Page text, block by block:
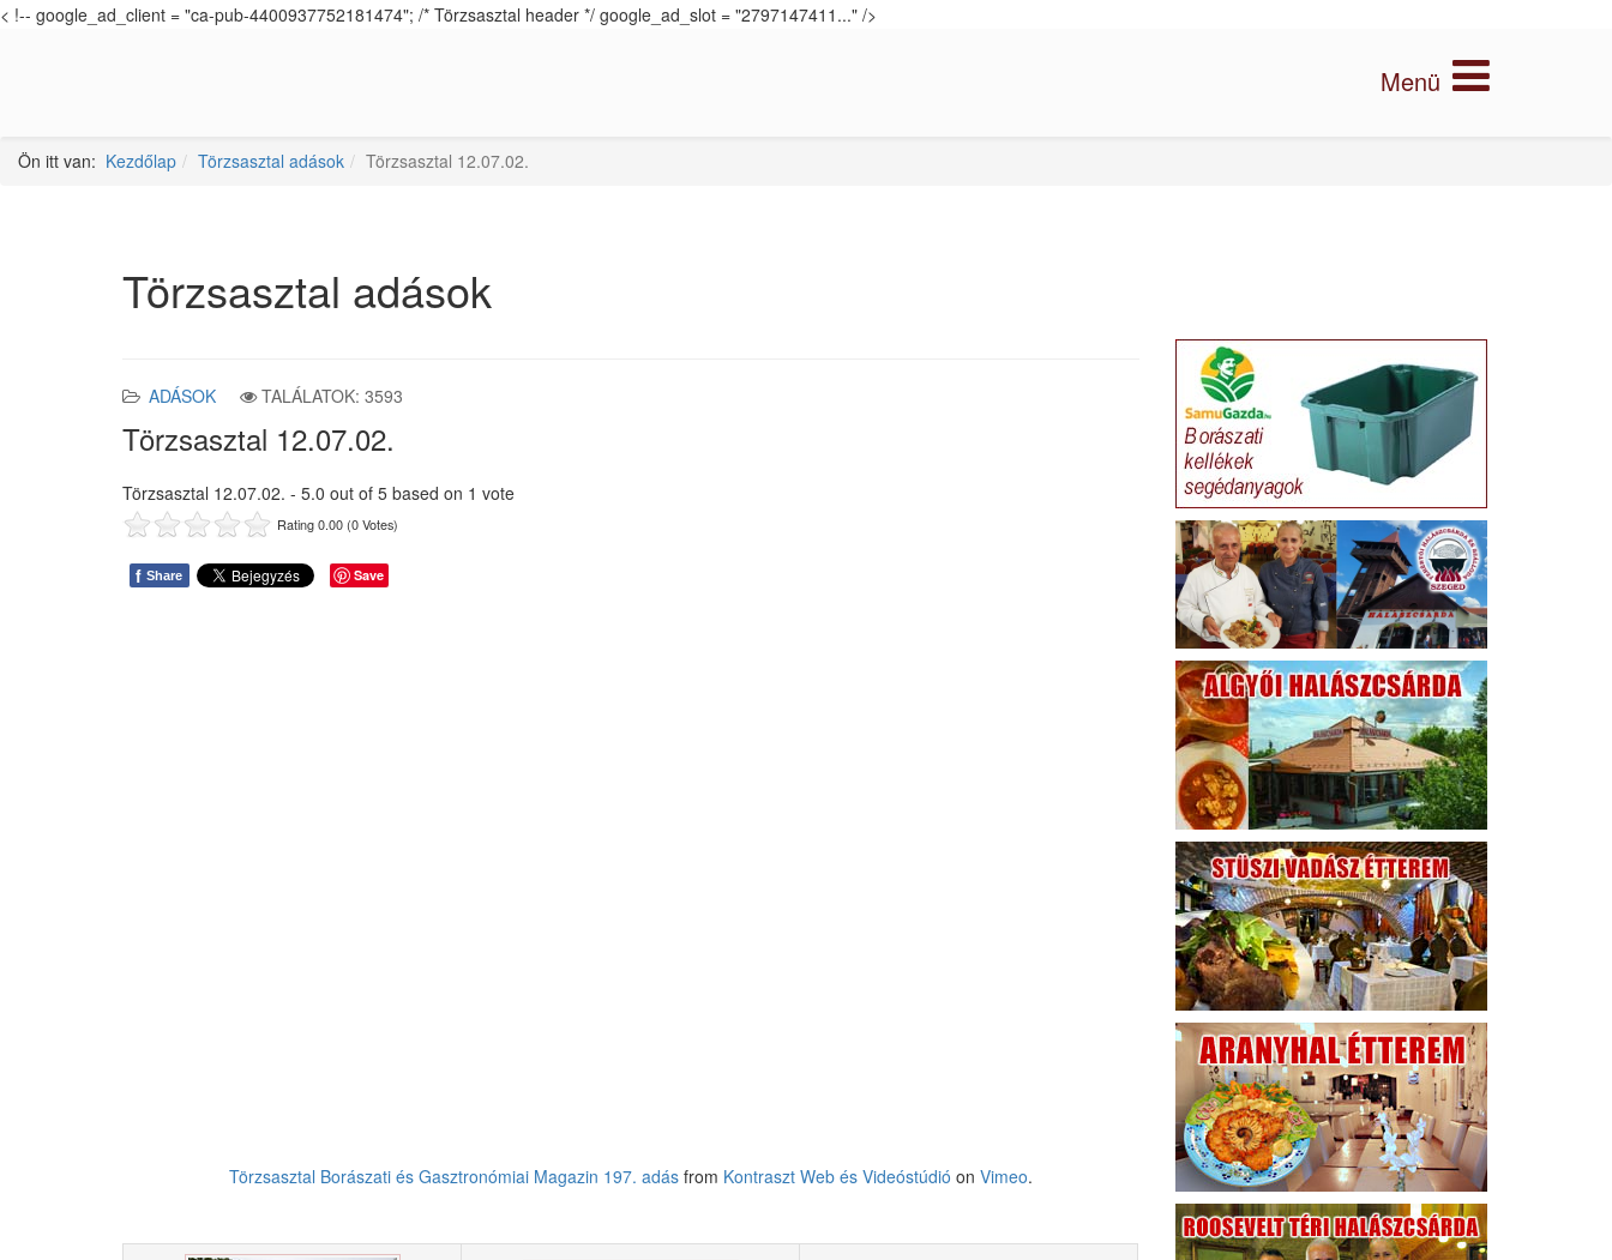
< !-- google_ad_client = "ca-pub-4400937752181474"; /* Törzsasztal header */ google_ad_slot = "2797147411..." />
Ön itt van: Kezdőlap Törzsasztal adások Törzsasztal 12.07.02.
Törzsasztal adások
ADÁSOK TALÁLATOK: 3593
Törzsasztal 12.07.02.
Törzsasztal 12.07.02. - 5.0 out of 5 based on 1 vote
Rating 0.00 (0 Votes)
f Share Save
Törzsasztal Borászati és Gasztronómiai Magazin 197. adásfrom Kontraszt Web és Videóstúdió on Vimeo.